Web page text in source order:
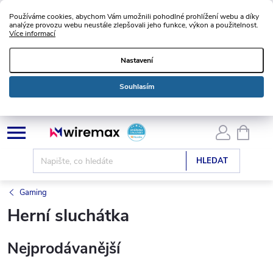
Používáme cookies, abychom Vám umožnili pohodlné prohlížení webu a díky
analýze provozu webu neustále zlepšovali jeho funkce, výkon a použitelnost.
Více informací
Nastavení
Souhlasím
Přejít
na
HLEDAT
KOŠÍK
Gaming
Herní sluchátka
Nejprodávanější